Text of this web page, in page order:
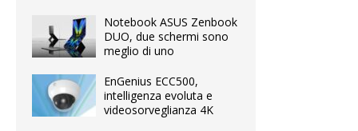
Notebook ASUS Zenbook
DUO, due schermi sono
meglio di uno
EnGenius ECC500,
intelligenza evoluta e
videosorveglianza 4K